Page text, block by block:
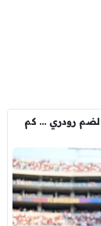
لضم رودري … كم